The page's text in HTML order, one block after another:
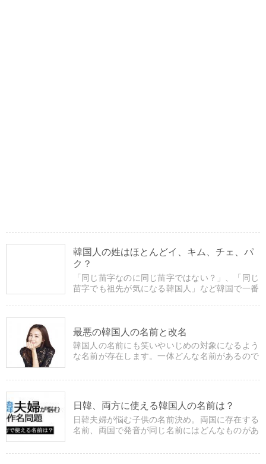
韓国人の姓はほとんどイ、キム、チェ、パ
ク？
「同じ苗字なのに同じ苗字ではない？」、「同じ
苗字でも祖先が気になる韓国人」など韓国で一番
ています。
最悪の韓国人の名前と改名
韓国人の名前にも笑いやいじめの対象になるよう
な名前が存在します。一体どんな名前があるので
日韓、両方に使える韓国人の名前は？
日韓夫婦が悩む子供の名前決め。両国に存在する
名前、両国で発音が同じ名前にはどんなものがあ